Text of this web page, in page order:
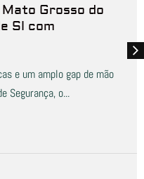
Grosso do
SI com
e um amplo gap de mão
Segurança, o...